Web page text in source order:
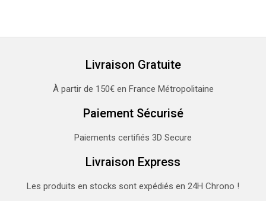
Livraison Gratuite
À partir de 150€ en France Métropolitaine
Paiement Sécurisé
Paiements certifiés 3D Secure
Livraison Express
Les produits en stocks sont expédiés en 24H Chrono !